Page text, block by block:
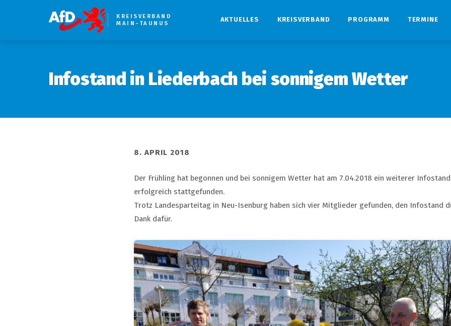
KREISVERBAND
MAIN-TAUNUS
AKTUELLES KREISVERBAND PROGRAMM TERMINE
Infostand in Liederbach bei sonnigem Wetter
8. APRIL 2018
Der Frühling hat begonnen und bei sonnigem Wetter hat am 7.04.2018 ein weiterer
erfolgreich stattgefunden.
Trotz Landesparteitag in Neu-Isenburg haben sich vier Mitglieder gefunden, den Infostand
Dank dafür.